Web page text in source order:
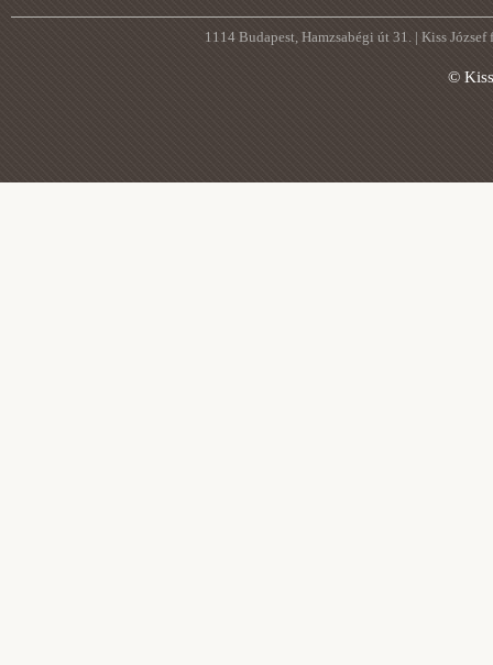
1114 Budapest, Hamzsabégi út 31. | Kiss
©